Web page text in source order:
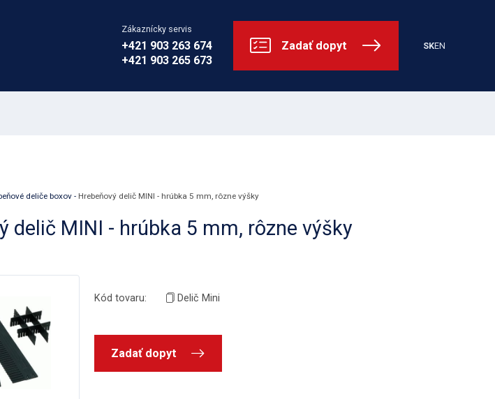
Zákaznícky servis
+421 903 263 674
+421 903 265 673
Zadať dopyt SKEN
deliče boxov - Hrebeňový delič MINI - hrúbka 5 mm, rôzne výšky
delič MINI - hrúbka 5 mm, rôzne výšky
Kód tovaru: Delič Mini
Zadať dopyt